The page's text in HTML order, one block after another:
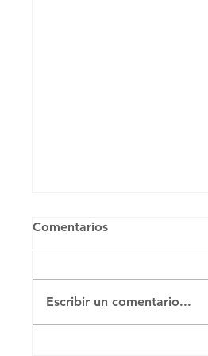
Comentarios
Escribir un comentario...